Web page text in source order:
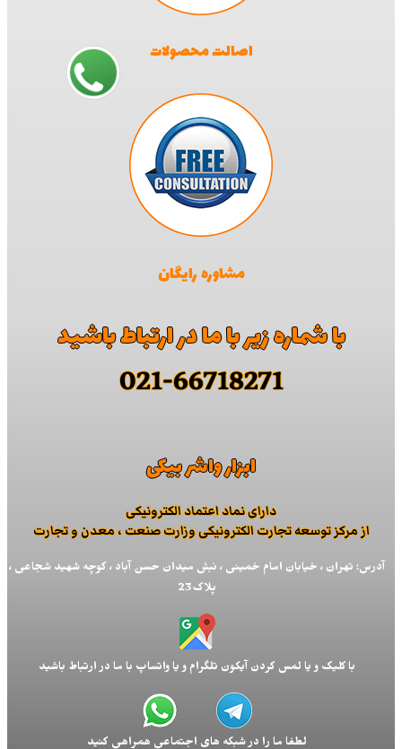
اصالت محصولات
مشاوره رایگان
با شماره زیر با ما در ارتباط باشید
021-66718271
ابزار واشر بیکی
دارای نماد اعتماد الكترونیكی
از مركز توسعه تجارت الكترونیكی وزارت صنعت ، معدن و تجارت
آدرس: تهران ، خیابان امام خمینی ، نبش میدان حسن آباد ، کوچه شهید شجاعی ،
پلاک23
با کلیک و یا لمس کردن آیکون تلگرام و یا واتساپ با ما در ارتباط باشید
لطفا ما را در شبکه های اجتماعی همراهی کنید